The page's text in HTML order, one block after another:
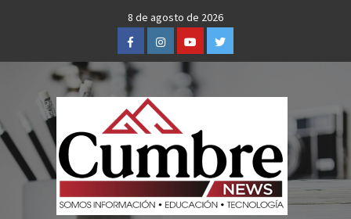
8 de agosto de 2026
FacebookInstagramYoutubeTwitter